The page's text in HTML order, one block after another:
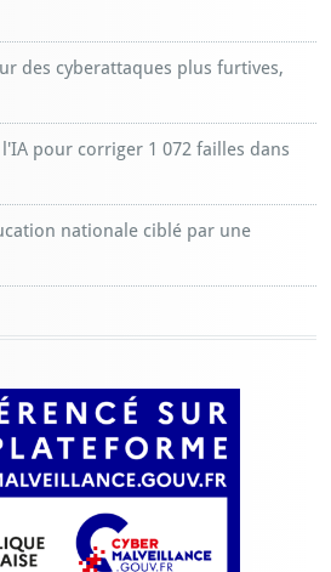
des cyberattaques plus furtives,
pour corriger 1 072 failles dans
nationale ciblé par une